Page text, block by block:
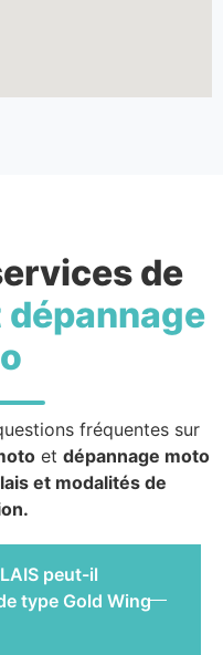
de
fréquentes sur
et dépannage moto
et modalités de
peut-il
type Gold Wing